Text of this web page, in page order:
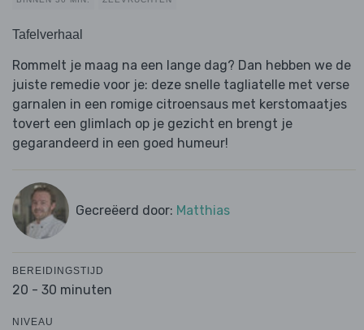
Tafelverhaal
Rommelt je maag na een lange dag? Dan hebben we de
juiste remedie voor je: deze snelle tagliatelle met verse
garnalen in een romige citroensaus met kerstomaatjes
tovert een glimlach op je gezicht en brengt je
gegarandeerd in een goed humeur!
Gecreëerd door: Matthias
BEREIDINGSTIJD
20 - 30 minuten
NIVEAU